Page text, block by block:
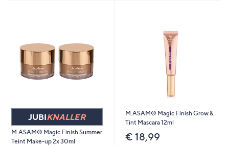
JUBIKNALLER
M.ASAM® Magic Finish Summer
Teint Make-up 2x 30ml
M.ASAM® Magic Finish Grow &
Tint Mascara 12ml
€ 18,99